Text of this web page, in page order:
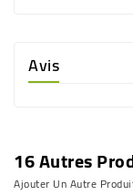
Avis
16 Autres
Ajouter Un Autre